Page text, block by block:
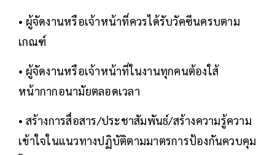
• ผู้จัดงานหรือเจ้าหน้าที่ควรได้รับวัคซีนครบตาม
เกณฑ์
• ผู้จัดงานหรือเจ้าหน้าที่ในงานทุกคนต้องใส้
หน้ากากอนามัยตลอดเวลา
• สร้างการสื่อสาร/ประชาสัมพันธ์/สร้างความรู้ความ
เข้าใจในแนวทางปฏิบัติตามมาตรการป้องกันควบคุม